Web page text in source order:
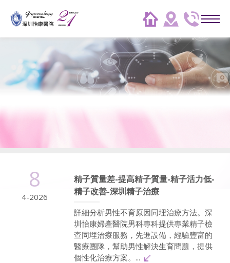
8
4-2026
精子質量差-提高精子質量-精子活力低-
精子改善-深圳精子治療
詳細分析男性不育原因同埋治療方法。深
圳怡康婦產醫院男科專科提供專業精子檢
查同埋治療服務，先進設備，經驗豐富的
醫療團隊，幫助男性解決生育問題，提供
個性化治療方案。...